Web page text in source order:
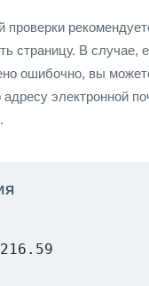
проверки
страницу. В случае,
ошибочно, вы
электронной
.